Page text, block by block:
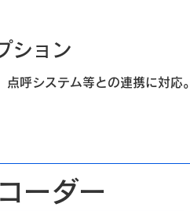
ション
呼システム等との連携に対応。
ーダー